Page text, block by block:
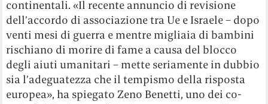
continentali. «Il recente annuncio di revisione
dell’accordo di associazione tra Ue e Israele – dopo
venti mesi di guerra e mentre migliaia di bambini
rischiano di morire di fame a causa del blocco
degli aiuti umanitari – mette seriamente in dubbio
sia l’adeguatezza che il tempismo della risposta
europea», ha spiegato Zeno Benetti, uno dei co-